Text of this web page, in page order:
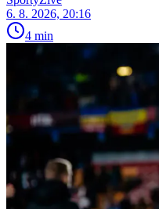
6. 8. 2026, 20:16
4 min